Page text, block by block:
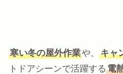
寒い冬の屋外作業や、 キャ
トドアシーンで活躍する電